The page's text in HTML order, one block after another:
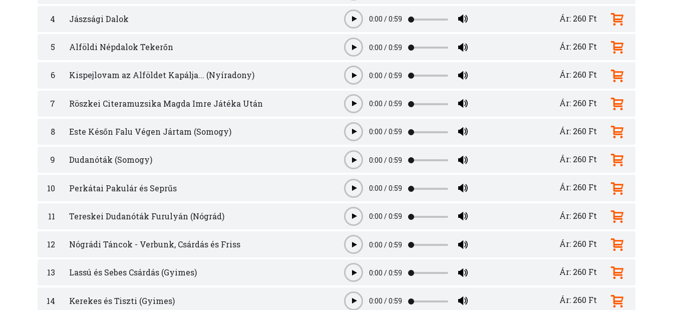
4 Jászsági Dalok Play0:00 /0:59 Ár: 260 Ft
5 Alföldi Népdalok Tekerőn Play0:00 /0:59 Ár: 260 Ft
6 Kispejlovam az Alföldet Kapálja... (Nyíradony) Play0:00 /0:59 Ár: 260 Ft
7 Röszkei Citeramuzsika Magda Imre Játéka Után Play0:00 /0:59 Ár: 260 Ft
8 Este Későn Falu Végen Jártam (Somogy) Play0:00 /0:59 Ár: 260 Ft
9 Dudanóták (Somogy) Play0:00 /0:59 Ár: 260 Ft
10 Perkátai Pakulár és Seprűs Play0:00 /0:59 Ár: 260 Ft
11 Tereskei Dudanóták Furulyán (Nógrád) Play0:00 /0:59 Ár: 260 Ft
12 Nógrádi Táncok - Verbunk, Csárdás és Friss Play0:00 /0:59 Ár: 260 Ft
13 Lassú és Sebes Csárdás (Gyimes) Play0:00 /0:59 Ár: 260 Ft
14 Kerekes és Tiszti (Gyimes) Play0:00 /0:59 Ár: 260 Ft